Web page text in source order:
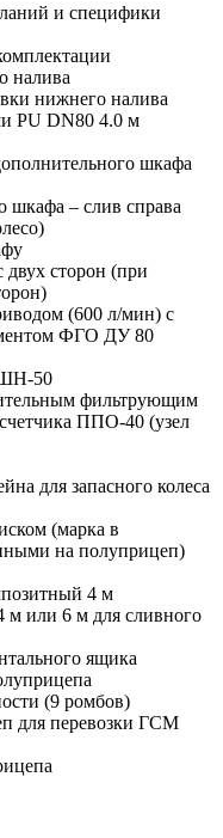
и специфики
налива
нижнего налива
PU DN80 4.0 м
шкафа
шкафа – слив справа
двух сторон (при
(600 л/мин) с
ФГО ДУ 80
50
фильтрующим
ППО-40 (узел
для запасного колеса
(марка в
на полуприцеп)
4 м
м или 6 м для сливного
ящика
(9 ромбов)
для перевозки ГСМ